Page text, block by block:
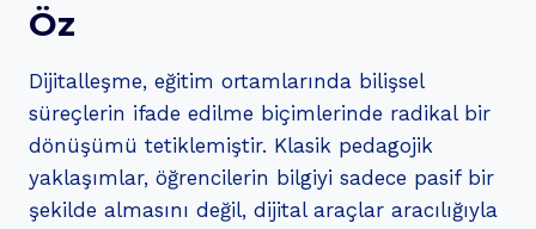
Öz
Dijitalleşme, eğitim ortamlarında bilişsel
süreçlerin ifade edilme biçimlerinde radikal bir
dönüşümü tetiklemiştir. Klasik pedagojik
yaklaşımlar, öğrencilerin bilgiyi sadece pasif bir
şekilde almasını değil, dijital araçlar aracılığıyla